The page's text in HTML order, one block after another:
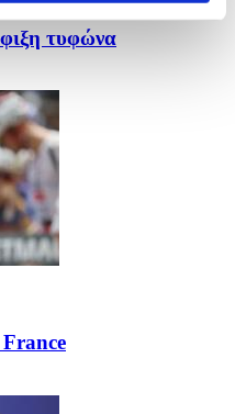
τυφώνα
France